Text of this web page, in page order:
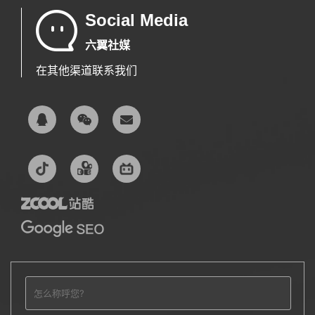
Social Media
六翼社媒
在其他渠道联系我们